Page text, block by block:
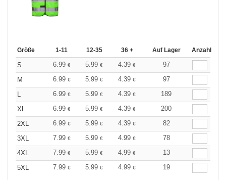
Größe 1-11 12-35 36 + Auf Lager Anzahl
S 6.99 € 5.99 € 4.39 €
97
M
6.99 € 5.99 € 4.39 €
97
L
6.99 € 5.99 € 4.39 €
189
XL
6.99 € 5.99 € 4.39 €
200
2XL
6.99 € 5.99 € 4.39 €
82
3XL
7.99 € 5.99 € 4.99 €
78
4XL
7.99 € 5.99 € 4.99 €
13
5XL
7.99 € 5.99 € 4.99 € 19